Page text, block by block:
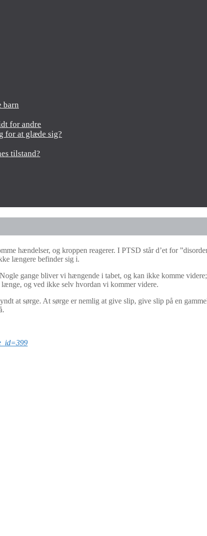
barn
for andre
for at glæde sig?
tilstand?
hændelser, og kroppen reagerer. I PTSD står d’et for
længere befinder sig i.
gange bliver vi hængende i tabet, og kan ikke komme
og ved ikke selv hvordan vi kommer videre.
at sørge. At sørge er nemlig at give slip, give slip på en